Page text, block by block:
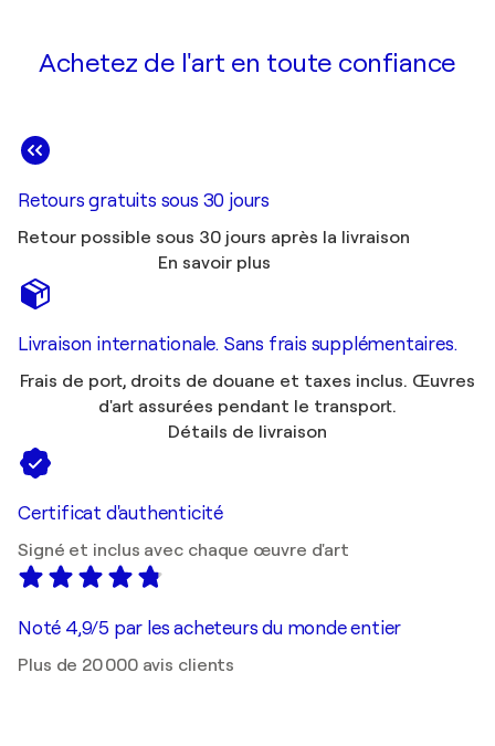
Achetez de l'art en toute confiance
Retours gratuits sous 30 jours
Retour possible sous 30 jours après la livraison
En savoir plus
Livraison internationale. Sans frais supplémentaires.
Frais de port, droits de douane et taxes inclus. Œuvres
d'art assurées pendant le transport.
Détails de livraison
Certificat d'authenticité
Signé et inclus avec chaque œuvre d'art
Noté 4,9/5 par les acheteurs du monde entier
Plus de 20 000 avis clients